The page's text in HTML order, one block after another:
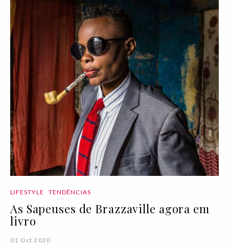
LIFESTYLE TENDÊNCIAS
As Sapeuses de Brazzaville agora em
livro
01 Oct 2020